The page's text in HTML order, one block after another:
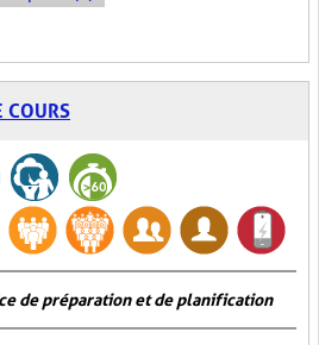
COURS
de préparation et de planification